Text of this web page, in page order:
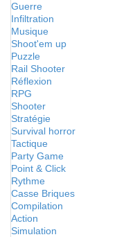
Guerre
Infiltration
Musique
Shoot'em up
Puzzle
Rail Shooter
Réflexion
RPG
Shooter
Stratégie
Survival horror
Tactique
Party Game
Point & Click
Rythme
Casse Briques
Compilation
Action
Simulation